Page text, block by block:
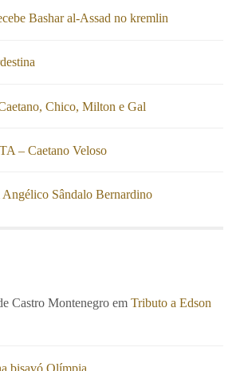
Bashar al-Assad no kremlin
Chico, Milton e Gal
– Caetano Veloso
Sândalo Bernardino
Castro Montenegro emTributo a Edson
bisavó Olímpia